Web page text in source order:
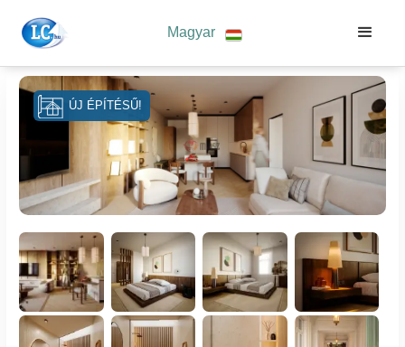
Magyar
ÚJ ÉPÍTÉSŰ!